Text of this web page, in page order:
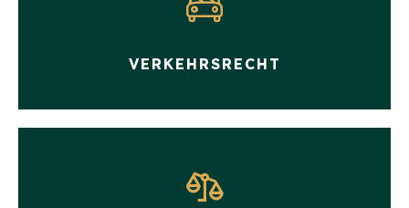
VERKEHRSRECHT